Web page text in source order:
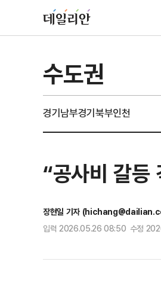
수도권
경기남부경기북부인천
“공사비 갈등
장현일 기자
입력 2026.05.26 08:50 수정